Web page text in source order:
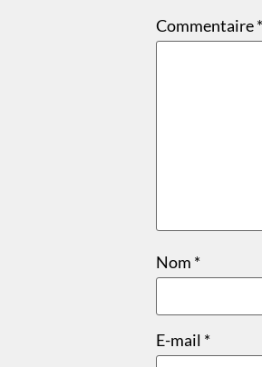
Commentaire*
Nom *
E-mail *